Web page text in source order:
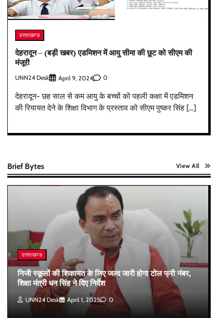
उत्तराखण्ड
देहरादून – (बड़ी खबर) एडमिशन में आयु सीमा की छूट को सीएम की
मंजूरी
UNN24 Desk April 9, 2024 0
देहरादून- छह साल से कम आयु के बच्चों को पहली कक्षा में एडमिशन
की रियायत देने के शिक्षा विभाग के प्रस्ताव को सीएम पुष्कर सिंह […]
Brief Bytes View All
उत्तराखण्ड
निजी स्कूलों की शिकायत के लिए जल्द जारी होगा टोल फ्री नंबर,
शिक्षा मंत्री धन सिंह ने दिए निर्देश
UNN24 Desk April 1, 2025 0